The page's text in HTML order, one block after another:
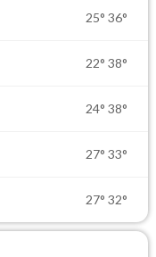
25° 36°
22° 38°
24° 38°
27° 33°
27° 32°